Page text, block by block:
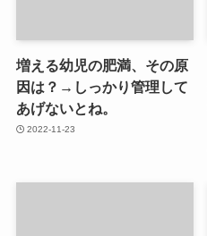
増える幼児の肥満、その原
因は？→しっかり管理して
あげないとね。
2022-11-23